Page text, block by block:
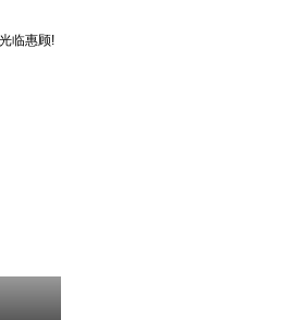
临惠顾!